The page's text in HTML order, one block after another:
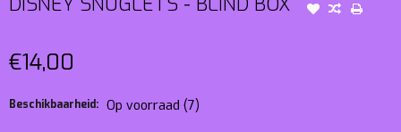
€14,00
Beschikbaarheid: Op voorraad (7)